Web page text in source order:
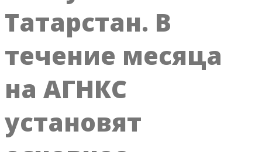
Татарстан. В
течение месяца
на АГНКС
установят